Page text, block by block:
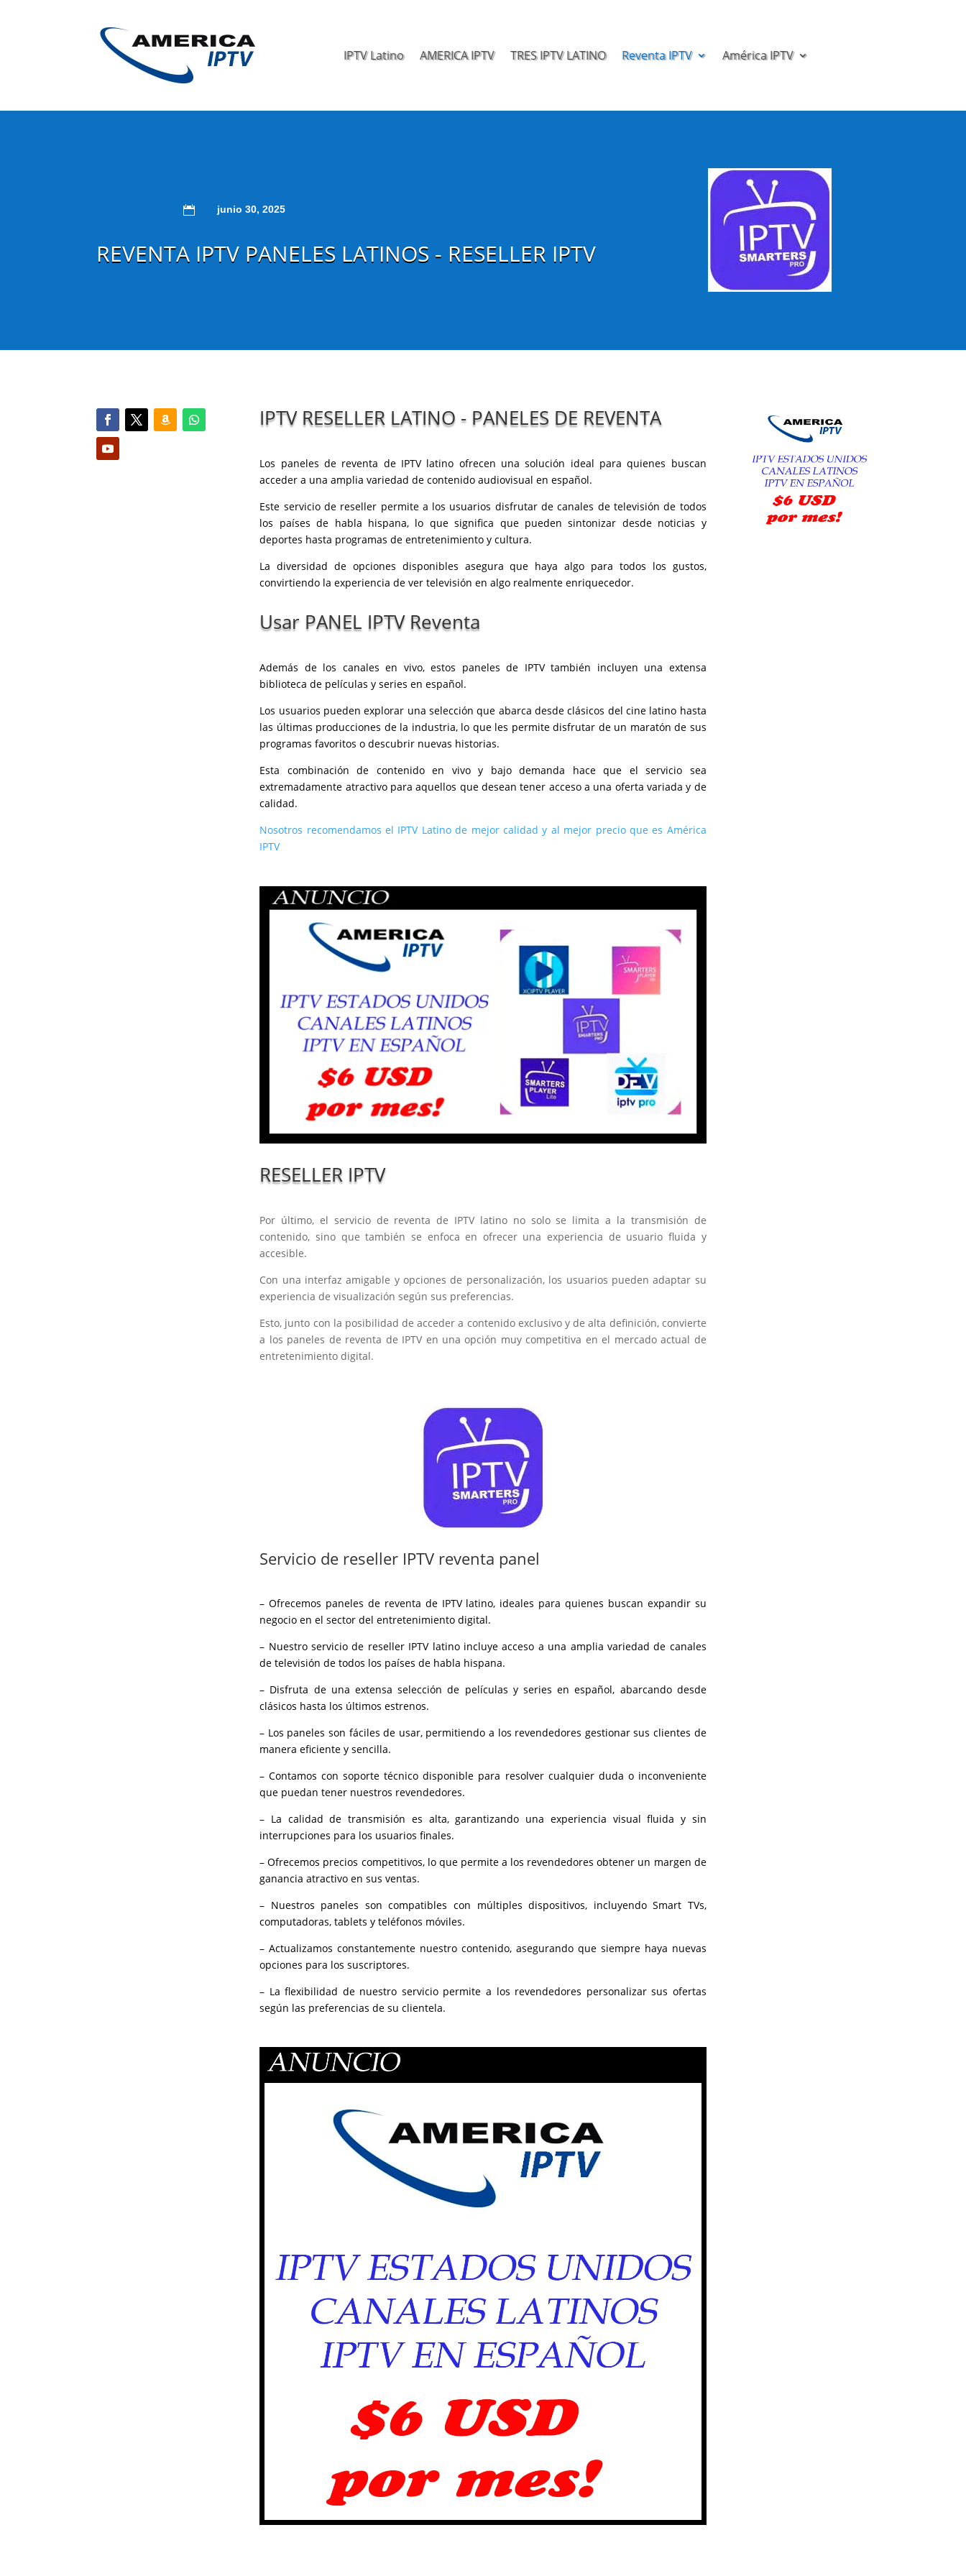
IPTV Latino AMERICA IPTV TRES IPTV LATINO Reventa IPTV América IPTV
 junio 30, 2025
REVENTA IPTV PANELES LATINOS - RESELLER IPTV
IPTV RESELLER LATINO - PANELES DE REVENTA
Los paneles de reventa de IPTV latino ofrecen una solución ideal para quienes buscan
acceder a una amplia variedad de contenido audiovisual en español.
Este servicio de reseller permite a los usuarios disfrutar de canales de televisión de todos
los países de habla hispana, lo que significa que pueden sintonizar desde noticias y
deportes hasta programas de entretenimiento y cultura.
La diversidad de opciones disponibles asegura que haya algo para todos los gustos,
convirtiendo la experiencia de ver televisión en algo realmente enriquecedor.
Usar PANEL IPTV Reventa
Además de los canales en vivo, estos paneles de IPTV también incluyen una extensa
biblioteca de películas y series en español.
Los usuarios pueden explorar una selección que abarca desde clásicos del cine latino hasta
las últimas producciones de la industria, lo que les permite disfrutar de un maratón de sus
programas favoritos o descubrir nuevas historias.
Esta combinación de contenido en vivo y bajo demanda hace que el servicio sea
extremadamente atractivo para aquellos que desean tener acceso a una oferta variada y de
calidad.
Nosotros recomendamos el IPTV Latino de mejor calidad y al mejor precio que es América
IPTV
RESELLER IPTV
Por último, el servicio de reventa de IPTV latino no solo se limita a la transmisión de
contenido, sino que también se enfoca en ofrecer una experiencia de usuario fluida y
accesible.
Con una interfaz amigable y opciones de personalización, los usuarios pueden adaptar su
experiencia de visualización según sus preferencias.
Esto, junto con la posibilidad de acceder a contenido exclusivo y de alta definición, convierte
a los paneles de reventa de IPTV en una opción muy competitiva en el mercado actual de
entretenimiento digital.
Servicio de reseller IPTV reventa panel
– Ofrecemos paneles de reventa de IPTV latino, ideales para quienes buscan expandir su
negocio en el sector del entretenimiento digital.
– Nuestro servicio de reseller IPTV latino incluye acceso a una amplia variedad de canales
de televisión de todos los países de habla hispana.
– Disfruta de una extensa selección de películas y series en español, abarcando desde
clásicos hasta los últimos estrenos.
– Los paneles son fáciles de usar, permitiendo a los revendedores gestionar sus clientes de
manera eficiente y sencilla.
– Contamos con soporte técnico disponible para resolver cualquier duda o inconveniente
que puedan tener nuestros revendedores.
– La calidad de transmisión es alta, garantizando una experiencia visual fluida y sin
interrupciones para los usuarios finales.
– Ofrecemos precios competitivos, lo que permite a los revendedores obtener un margen de
ganancia atractivo en sus ventas.
– Nuestros paneles son compatibles con múltiples dispositivos, incluyendo Smart TVs,
computadoras, tablets y teléfonos móviles.
– Actualizamos constantemente nuestro contenido, asegurando que siempre haya nuevas
opciones para los suscriptores.
– La flexibilidad de nuestro servicio permite a los revendedores personalizar sus ofertas
según las preferencias de su clientela.